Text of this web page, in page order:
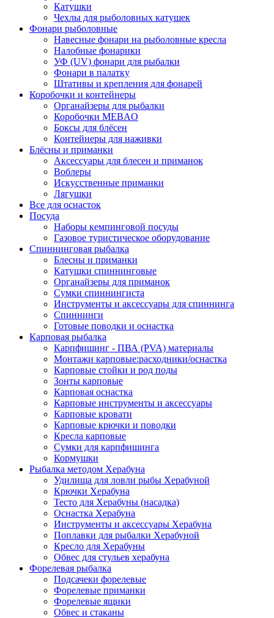
Катушки
Чехлы для рыболовных катушек
Фонари рыболовные
Навесные фонари на рыболовные кресла
Налобные фонарики
УФ (UV) фонари для рыбалки
Фонари в палатку
Штативы и крепления для фонарей
Коробочки и контейнеры
Органайзеры для рыбалки
Коробочки MEBAO
Боксы для блёсен
Контейнеры для наживки
Блёсны и приманки
Аксессуары для блесен и приманок
Воблеры
Искусственные приманки
Лягушки
Все для оснасток
Посуда
Наборы кемпинговой посуды
Газовое туристическое оборудование
Спиннинговая рыбалка
Блесны и приманки
Катушки спиннинговые
Органайзеры для приманок
Сумки спиннингиста
Инструменты и аксессуары для спиннинга
Спиннинги
Готовые поводки и оснастка
Карповая рыбалка
Карпфишинг - ПВА (PVA) материалы
Монтажи карповые:расходники/оснастка
Карповые стойки и род поды
Зонты карповые
Карповая оснастка
Карповые инструменты и аксессуары
Карповые кровати
Карповые крючки и поводки
Кресла карповые
Сумки для карпфишинга
Кормушки
Рыбалка методом Херабуна
Удилища для ловли рыбы Херабуной
Крючки Херабуна
Тесто для Херабуны (насадка)
Оснастка Херабуна
Инструменты и аксессуары Херабуна
Поплавки для рыбалки Херабуной
Кресло для Херабуны
Обвес для стульев херабуна
Форелевая рыбалка
Подсачеки форелевые
Форелевые приманки
Форелевые ящики
Обвес и стаканы